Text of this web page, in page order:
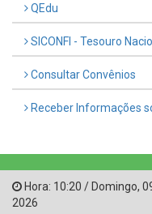
QEdu
SICONFI - Tesouro
Consultar Convênios
Receber Informações
Hora: 10:20 /Domingo,
2026